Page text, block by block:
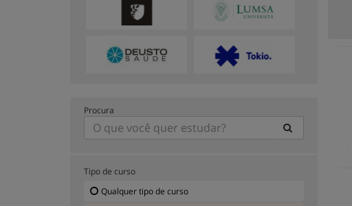
Procura
Tipo de curso
Qualquer tipo de curso